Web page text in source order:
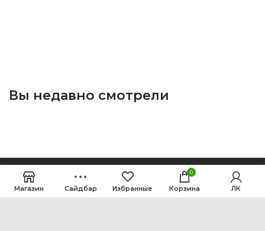
Вы недавно смотрели
Магазин Сайдбар Избранные
0
Корзина ЛК